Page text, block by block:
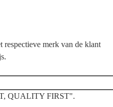
merk van de klant
QUALITY FIRST".